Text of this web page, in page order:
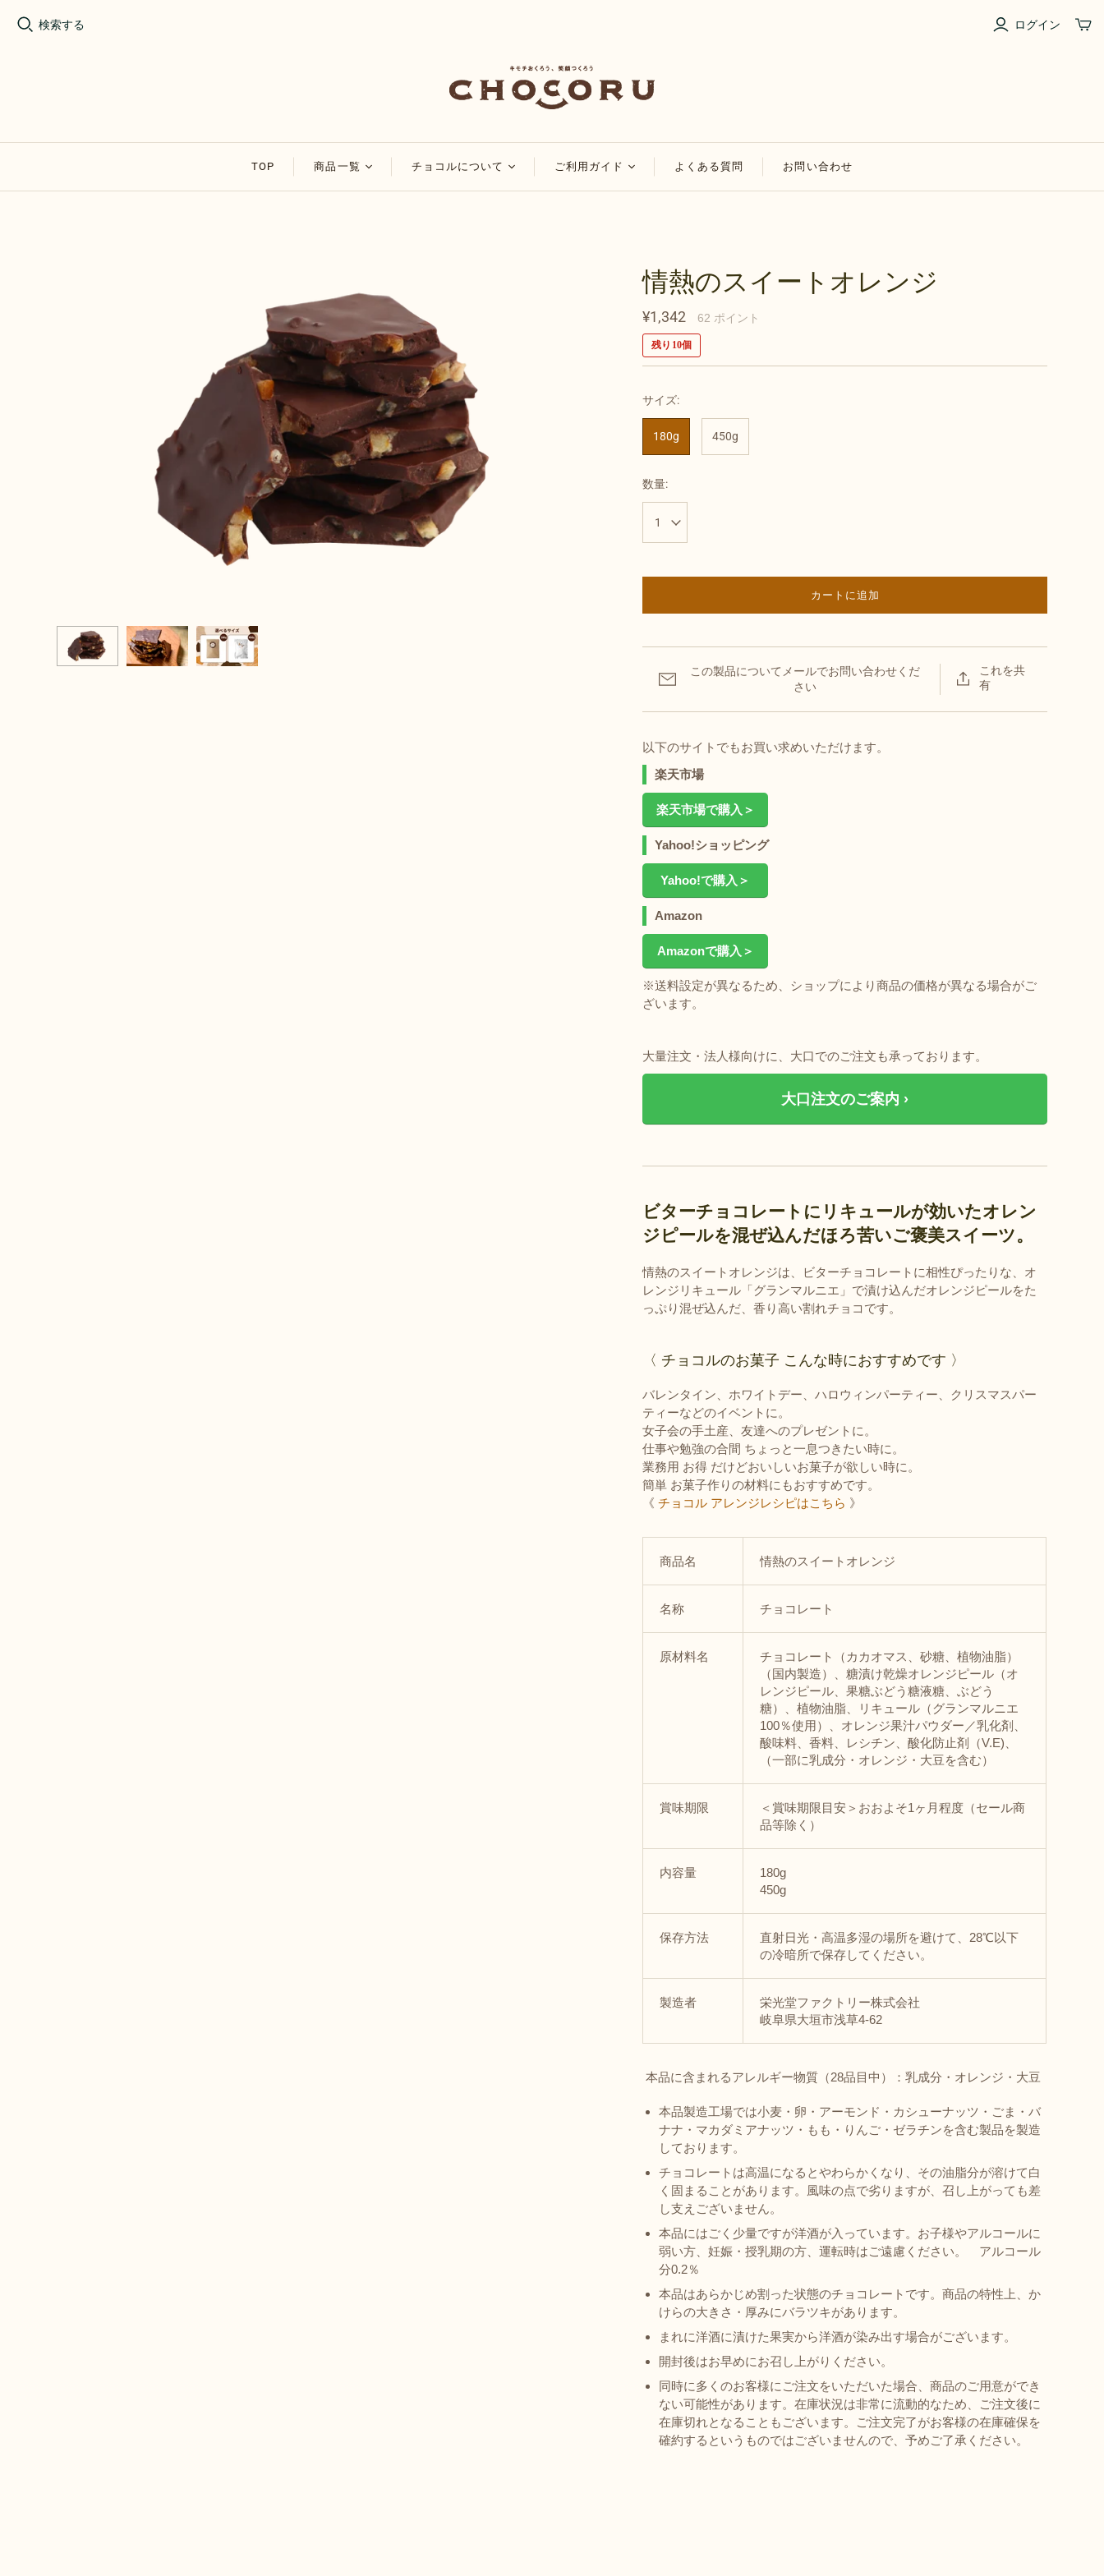
検索する ログイン
TOP 商品一覧
セール商品
チョコルについて
お知らせ
ご利用ガイド
ご注文方法について
配送・送料について
お支払い方法について
領収書・納品書の発行
返品・交換・キャンセ
よくある質問 お問い合わせ
情熱のスイートオレンジ
¥1,342 62 ポイント
残り10個
サイズ:
180g 450g
数量:
カートに追加
この製品についてメールでお問い合わせくだ
さい
これを共
有
以下のサイトでもお買い求めいただけます。
楽天市場
楽天市場で購入＞
Yahoo!ショッピング
Yahoo!で購入＞
Amazon
Amazonで購入＞
※送料設定が異なるため、ショップにより商品の価格が異なる場合がご
ざいます。
大量注文・法人様向けに、大口でのご注文も承っております。
大口注文のご案内 ›
ビターチョコレートにリキュールが効いたオレン
ジピールを混ぜ込んだほろ苦いご褒美スイーツ。
情熱のスイートオレンジは、ビターチョコレートに相性ぴったりな、オ
レンジリキュール「グランマルニエ」で漬け込んだオレンジピールをた
っぷり混ぜ込んだ、香り高い割れチョコです。
〈 チョコルのお菓子 こんな時におすすめです 〉
バレンタイン、ホワイトデー、ハロウィンパーティー、クリスマスパー
ティーなどのイベントに。
女子会の手土産、友達へのプレゼントに。
仕事や勉強の合間 ちょっと一息つきたい時に。
業務用 お得 だけどおいしいお菓子が欲しい時に。
簡単 お菓子作りの材料にもおすすめです。
《 チョコル アレンジレシピはこちら 》
商品名 情熱のスイートオレンジ
名称 チョコレート
原材料名
チョコレート（カカオマス、砂糖、植物油脂）
（国内製造）、糖漬け乾燥オレンジピール（オ
レンジピール、果糖ぶどう糖液糖、ぶどう
糖）、植物油脂、リキュール（グランマルニエ
100％使用）、オレンジ果汁パウダー／乳化剤、
酸味料、香料、レシチン、酸化防止剤（V.E)、
（一部に乳成分・オレンジ・大豆を含む）
賞味期限
＜賞味期限目安＞おおよそ1ヶ月程度（セール商
品等除く）
内容量
180g
450g
保存方法
直射日光・高温多湿の場所を避けて、28℃以下
の冷暗所で保存してください。
製造者
栄光堂ファクトリー株式会社
岐阜県大垣市浅草4-62
本品に含まれるアレルギー物質（28品目中）：乳成分・オレンジ・大豆
本品製造工場では小麦・卵・アーモンド・カシューナッツ・ごま・バ
ナナ・マカダミアナッツ・もも・りんご・ゼラチンを含む製品を製造
しております。
チョコレートは高温になるとやわらかくなり、その油脂分が溶けて白
く固まることがあります。風味の点で劣りますが、召し上がっても差
し支えございません。
本品にはごく少量ですが洋酒が入っています。お子様やアルコールに
弱い方、妊娠・授乳期の方、運転時はご遠慮ください。 アルコール
分0.2％
本品はあらかじめ割った状態のチョコレートです。商品の特性上、か
けらの大きさ・厚みにバラツキがあります。
まれに洋酒に漬けた果実から洋酒が染み出す場合がございます。
開封後はお早めにお召し上がりください。
同時に多くのお客様にご注文をいただいた場合、商品のご用意ができ
ない可能性があります。在庫状況は非常に流動的なため、ご注文後に
在庫切れとなることもございます。ご注文完了がお客様の在庫確保を
確約するというものではございませんので、予めご了承ください。